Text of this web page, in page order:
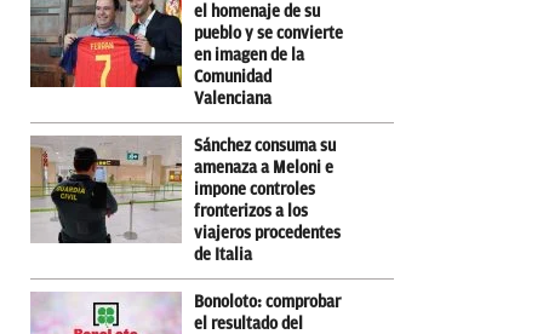
el homenaje de su
pueblo y se convierte
en imagen de la
Comunidad
Valenciana
Sánchez consuma su
amenaza a Meloni e
impone controles
fronterizos a los
viajeros procedentes
de Italia
Bonoloto: comprobar
el resultado del